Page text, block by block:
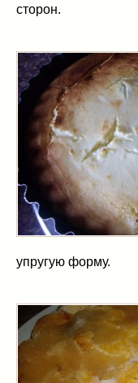
сторон.
упругую форму.